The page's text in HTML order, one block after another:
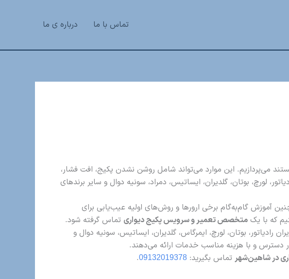
تماس با ما درباره ی ما
می‌پردازیم. این موارد می‌تواند شامل روشن نشدن پکیج، افت فشار،
لورچ، بوتان، گلدیران، ایساتیس، دمراد، سونیه دوال و سایر برندهای
آموزش گام‌به‌گام برخی ارورها و روش‌های اولیه عیب‌یابی برای
که با یک متخصص تعمیر و سرویس پکیج دیواری تماس گرفته شود.
بوتان، لورچ، ایمرگاس، گلدیران، ایساتیس، سونیه دوال و
دسترس و با هزینه مناسب خدمات ارائه می‌دهند.
در شاهین‌شهر تماس بگیرید: 09132019378
.